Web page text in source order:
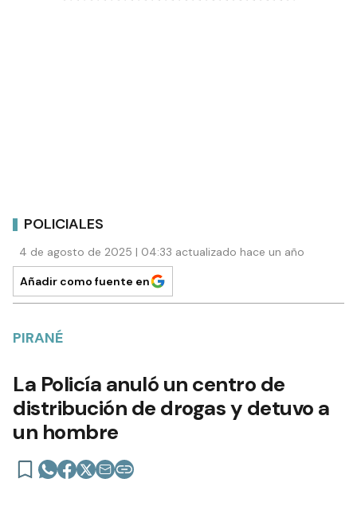
POLICIALES
4 de agosto de 2025 | 04:33 actualizado hace un año
Añadir como fuente en
PIRANÉ
La Policía anuló un centro de
distribución de drogas y detuvo a
un hombre